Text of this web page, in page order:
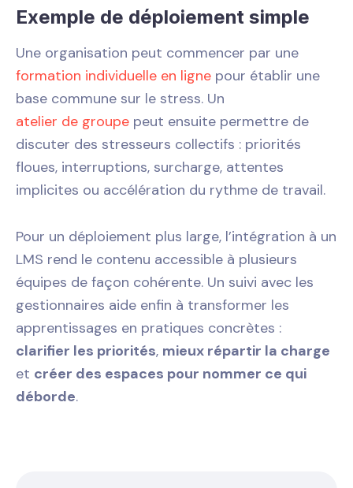
Exemple de déploiement simple
Une organisation peut commencer par une
formation individuelle en ligne pour établir une
base commune sur le stress. Un
atelier de groupe peut ensuite permettre de
discuter des stresseurs collectifs : priorités
floues, interruptions, surcharge, attentes
implicites ou accélération du rythme de travail.
Pour un déploiement plus large, l’intégration à un
LMS rend le contenu accessible à plusieurs
équipes de façon cohérente. Un suivi avec les
gestionnaires aide enfin à transformer les
apprentissages en pratiques concrètes :
clarifier les priorités, mieux répartir la charge
et créer des espaces pour nommer ce qui
déborde.